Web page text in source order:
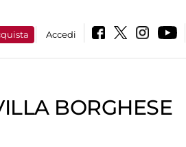
Accedi
BORGHESE